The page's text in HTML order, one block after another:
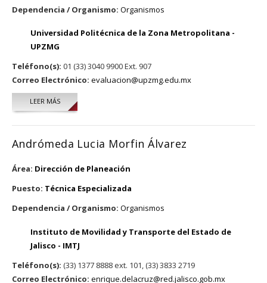
Dependencia / Organismo: Organismos
Universidad Politécnica de la Zona Metropolitana -
UPZMG
Teléfono(s): 01 (33) 3040 9900 Ext. 907
Correo Electrónico: evaluacion@upzmg.edu.mx
LEER MÁSSOBRE KARLA VALERIA PUGA ESPINOZA
Andrómeda Lucia Morfin Álvarez
Área: Dirección de Planeación
Puesto: Técnica Especializada
Dependencia / Organismo: Organismos
Instituto de Movilidad y Transporte del Estado de
Jalisco - IMTJ
Teléfono(s): (33) 1377 8888 ext. 101, (33) 3833 2719
Correo Electrónico: enrique.delacruz@red.jalisco.gob.mx